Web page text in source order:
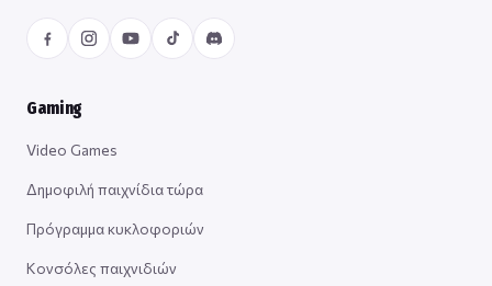
Gaming
Video Games
Δημοφιλή παιχνίδια τώρα
Πρόγραμμα κυκλοφοριών
Κονσόλες παιχνιδιών